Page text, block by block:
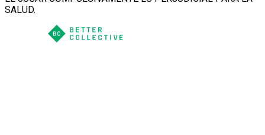
SALUD.